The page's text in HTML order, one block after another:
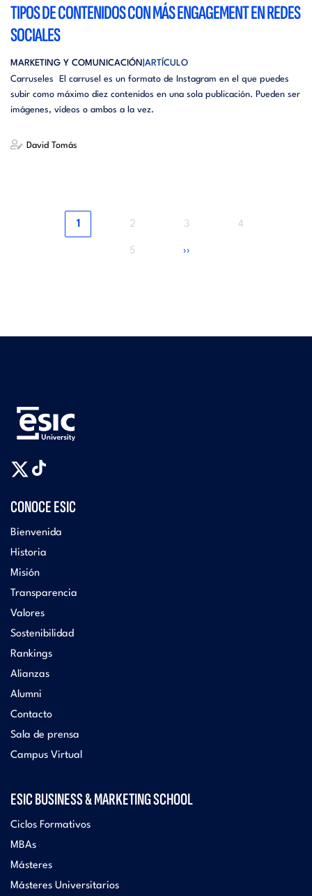
TIPOS DE CONTENIDOS CON MÁS ENGAGEMENT EN REDES
SOCIALES
MARKETING Y COMUNICACIÓN ARTÍCULO
Carruseles El carrusel es un formato de Instagram en el que puedes
subir como máximo diez contenidos en una sola publicación. Pueden ser
imágenes, vídeos o ambos a la vez.
David Tomás
Página
1
Página
2
Página
3
Página
4
Página
5 ››
CONOCE ESIC
Bienvenida
Historia
Misión
Transparencia
Valores
Sostenibilidad
Rankings
Alianzas
Alumni
Contacto
Sala de prensa
Campus Virtual
ESIC BUSINESS & MARKETING SCHOOL
Ciclos Formativos
MBAs
Másteres
Másteres Universitarios